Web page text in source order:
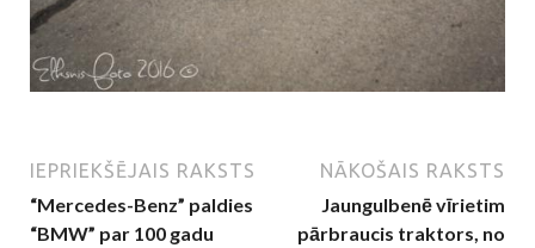
IEPRIEKŠĒJAIS RAKSTS
“Mercedes-Benz” paldies
“BMW” par 100 gadu
NĀKOŠAIS RAKSTS
Jaungulbenē vīrietim
pārbraucis traktors, no